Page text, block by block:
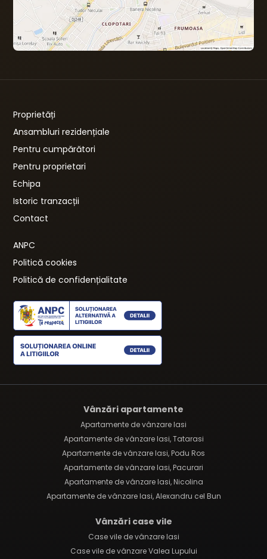
Proprietăți
Ansambluri rezidențiale
Pentru cumpărători
Pentru proprietari
Echipa
Istoric tranzacții
Contact
ANPC
Politică cookies
Politică de confidențialitate
Vânzări apartamente
Apartamente de vânzare Iasi
Apartamente de vânzare Iasi, Tatarasi
Apartamente de vânzare Iasi, Podu Ros
Apartamente de vânzare Iasi, Pacurari
Apartamente de vânzare Iasi, Nicolina
Apartamente de vânzare Iasi, Alexandru cel Bun
Vânzări case vile
Case vile de vânzare Iasi
Case vile de vânzare Valea Lupului